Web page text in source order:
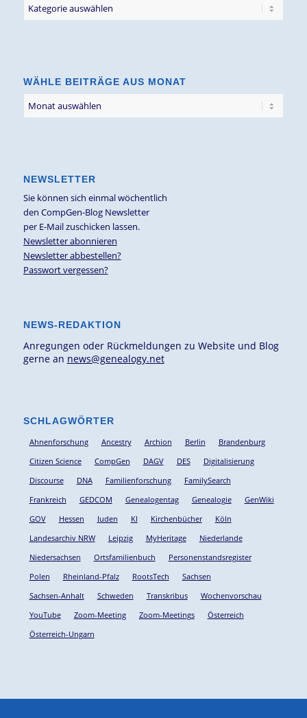
Filter
Blogbeiträge
WÄHLE BEITRÄGE AUS MONAT
NEWSLETTER
Sie können sich einmal wöchentlich
den CompGen-Blog Newsletter
per E-Mail zuschicken lassen.
Newsletter abonnieren
Newsletter abbestellen?
Passwort vergessen?
NEWS-REDAKTION
Anregungen oder Rückmeldungen zu Website und Blog
gerne an news@genealogy.net
SCHLAGWÖRTER
Ahnenforschung Ancestry Archion Berlin
Brandenburg
Citizen Science
CompGen DAGV DES
Digitalisierung
Discourse
DNA Familienforschung
FamilySearch
Frankreich
GEDCOM Genealogentag Genealogie
GenWiki
GOV
Hessen Juden KI Kirchenbücher
Köln
Landesarchiv NRW
Leipzig MyHeritage
Niederlande
Niedersachsen
Ortsfamilienbuch
Personenstandsregister
Polen
Rheinland-Pfalz RootsTech
Sachsen
Sachsen-Anhalt
Schweden Transkribus
Wochenvorschau
YouTube
Zoom-Meeting Zoom-Meetings
Österreich
Österreich-Ungarn